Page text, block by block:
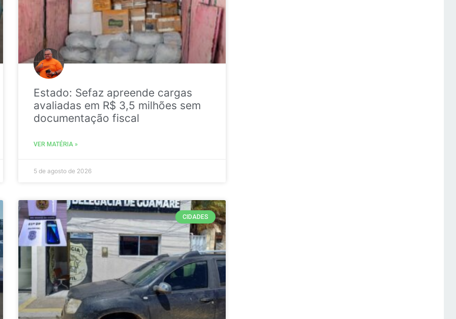
Estado: Sefaz apreende cargas
avaliadas em R$ 3,5 milhões sem
documentação fiscal
VER MATÉRIA »
5 de agosto de 2026
CIDADES